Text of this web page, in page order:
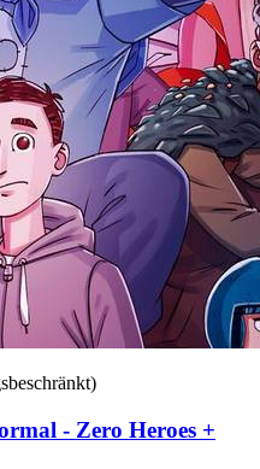
- Zero Heroes +